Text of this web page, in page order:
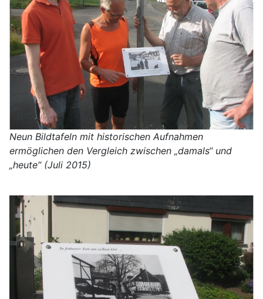
Neun Bildtafeln mit historischen Aufnahmen
ermöglichen den Vergleich zwischen „damals“ und
„heute“ (Juli 2015)